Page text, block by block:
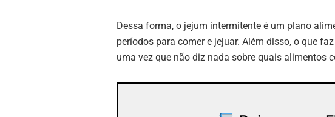
Dessa forma, o jejum intermitente é um plano
períodos para comer e jejuar. Além disso, o que
uma vez que não diz nada sobre quais alimentos